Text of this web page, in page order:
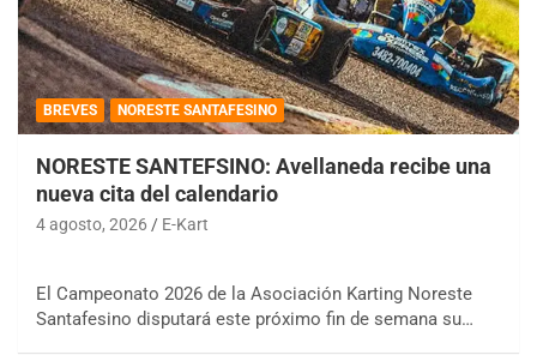
BREVES NORESTE SANTAFESINO
NORESTE SANTEFSINO: Avellaneda recibe una
nueva cita del calendario
4 agosto, 2026 E-Kart
El Campeonato 2026 de la Asociación Karting Noreste
Santafesino disputará este próximo fin de semana su…